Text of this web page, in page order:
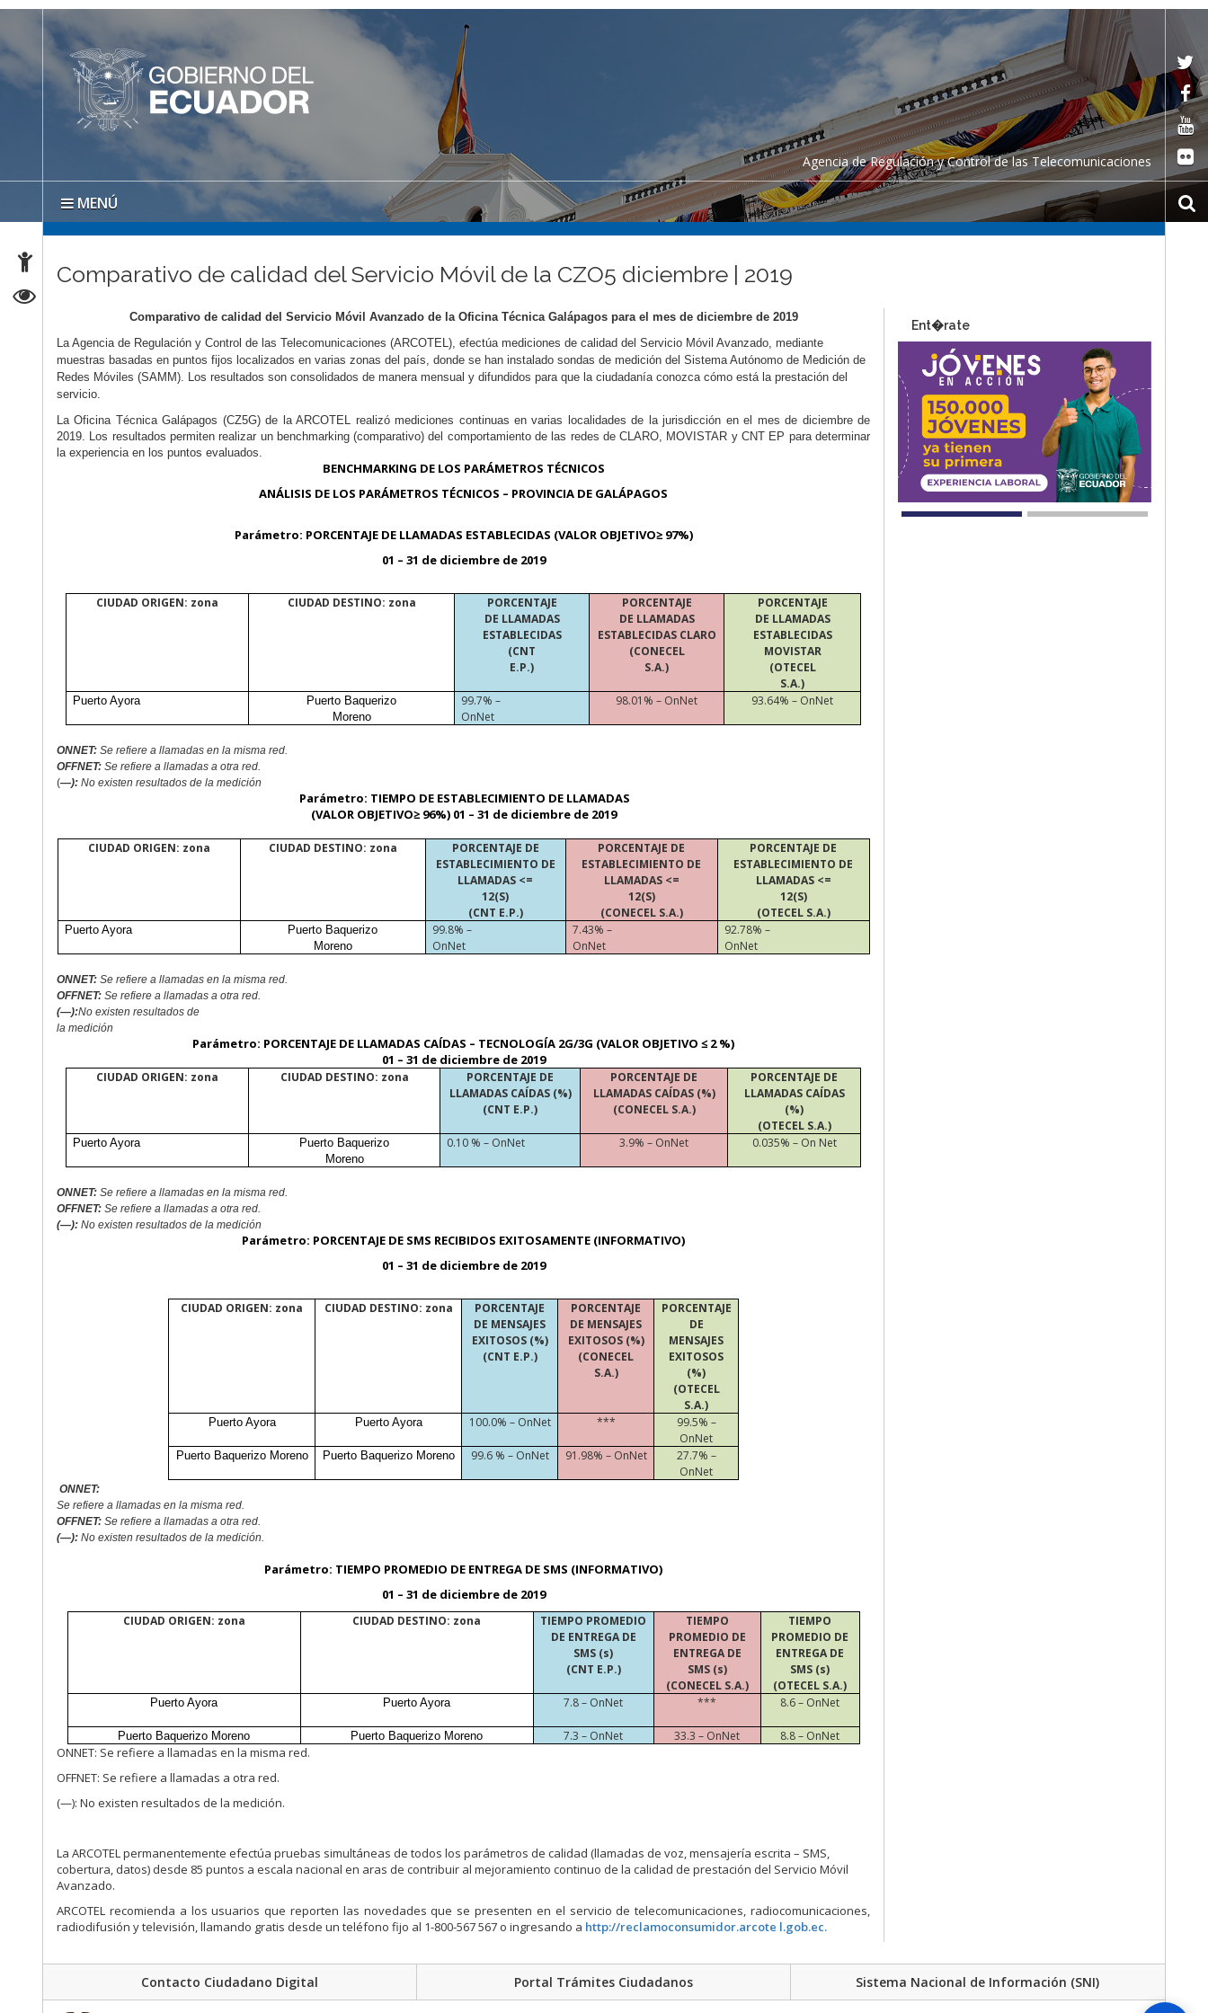
Agencia de Regulación y Control de las Telecomunicaciones
MENÚ
Comparativo de calidad del Servicio Móvil de la CZO5 diciembre | 2019
Comparativo de calidad del Servicio Móvil Avanzado de la Oficina Técnica Galápagos para el mes de diciembre de 2019
La Agencia de Regulación y Control de las Telecomunicaciones (ARCOTEL), efectúa mediciones de calidad del Servicio Móvil Avanzado, mediante
muestras basadas en puntos fijos localizados en varias zonas del país, donde se han instalado sondas de medición del Sistema Autónomo de Medición de
Redes Móviles (SAMM). Los resultados son consolidados de manera mensual y difundidos para que la ciudadanía conozca cómo está la prestación del
servicio.
La Oficina Técnica Galápagos (CZ5G) de la ARCOTEL realizó mediciones continuas en varias localidades de la jurisdicción en el mes de diciembre de
2019. Los resultados permiten realizar un benchmarking (comparativo) del comportamiento de las redes de CLARO, MOVISTAR y CNT EP para determinar
la experiencia en los puntos evaluados.
BENCHMARKING DE LOS PARÁMETROS TÉCNICOS
ANÁLISIS DE LOS PARÁMETROS TÉCNICOS – PROVINCIA DE GALÁPAGOS
Parámetro: PORCENTAJE DE LLAMADAS ESTABLECIDAS (VALOR OBJETIVO≥ 97%)
01 – 31 de diciembre de 2019
CIUDAD ORIGEN: zona CIUDAD DESTINO: zona
PORCENTAJE
DE LLAMADAS
ESTABLECIDAS
(CNT
E.P.)
PORCENTAJE
DE LLAMADAS
ESTABLECIDAS CLARO
(CONECEL
S.A.)
PORCENTAJE
DE LLAMADAS
ESTABLECIDAS
MOVISTAR
(OTECEL
S.A.)
Puerto Ayora
Puerto Baquerizo
Moreno
99.7% –
OnNet
98.01% – OnNet 93.64% – OnNet
ONNET:Se refiere a llamadas en la misma red.
OFFNET:Se refiere a llamadas a otra red.
(—):No existen resultados de la medición
Parámetro: TIEMPO DE ESTABLECIMIENTO DE LLAMADAS
(VALOR OBJETIVO≥ 96%) 01 – 31 de diciembre de 2019
CIUDAD ORIGEN: zona CIUDAD DESTINO: zona
PORCENTAJE DE
ESTABLECIMIENTO DE
LLAMADAS <=
12(S)
(CNT E.P.)
PORCENTAJE DE
ESTABLECIMIENTO DE
LLAMADAS <=
12(S)
(CONECEL S.A.)
PORCENTAJE DE
ESTABLECIMIENTO DE
LLAMADAS <=
12(S)
(OTECEL S.A.)
Puerto Ayora
Puerto Baquerizo
Moreno
99.8% –
OnNet
7.43% –
OnNet
92.78% –
OnNet
ONNET:Se refiere a llamadas en la misma red.
OFFNET:Se refiere a llamadas a otra red.
(—):No existen resultados de
la medición
Parámetro: PORCENTAJE DE LLAMADAS CAÍDAS – TECNOLOGÍA 2G/3G (VALOR OBJETIVO ≤ 2 %)
01 – 31 de diciembre de 2019
CIUDAD ORIGEN: zona CIUDAD DESTINO: zona
PORCENTAJE DE
LLAMADAS CAÍDAS (%)
(CNT E.P.)
PORCENTAJE DE
LLAMADAS CAÍDAS (%)
(CONECEL S.A.)
PORCENTAJE DE
LLAMADAS CAÍDAS
(%)
(OTECEL S.A.)
Puerto Ayora
Puerto Baquerizo
Moreno
0.10 % – OnNet 3.9% – OnNet 0.035% – On Net
ONNET:Se refiere a llamadas en la misma red.
OFFNET:Se refiere a llamadas a otra red.
(—): No existen resultados de la medición
Parámetro: PORCENTAJE DE SMS RECIBIDOS EXITOSAMENTE (INFORMATIVO)
01 – 31 de diciembre de 2019
CIUDAD ORIGEN: zona CIUDAD DESTINO: zona
PORCENTAJE
DE MENSAJES
EXITOSOS (%)
(CNT E.P.)
PORCENTAJE
DE MENSAJES
EXITOSOS (%)
(CONECEL
S.A.)
PORCENTAJE
DE
MENSAJES
EXITOSOS
(%)
(OTECEL
S.A.)
Puerto Ayora Puerto Ayora 100.0% – OnNet ***
99.5% –
OnNet
Puerto Baquerizo Moreno Puerto Baquerizo Moreno 99.6 % – OnNet 91.98% – OnNet
27.7% –
OnNet
ONNET:
Se refiere a llamadas en la misma red.
OFFNET:Se refiere a llamadas a otra red.
(—):No existen resultados de la medición.
Parámetro: TIEMPO PROMEDIO DE ENTREGA DE SMS (INFORMATIVO)
01 – 31 de diciembre de 2019
CIUDAD ORIGEN: zona CIUDAD DESTINO: zona
TIEMPO PROMEDIO
DE ENTREGA DE
SMS (s)
(CNT E.P.)
TIEMPO
PROMEDIO DE
ENTREGA DE
SMS (s)
(CONECEL S.A.)
TIEMPO
PROMEDIO DE
ENTREGA DE
SMS (s)
(OTECEL S.A.)
Puerto Ayora Puerto Ayora 7.8 – OnNet *** 8.6 – OnNet
Puerto Baquerizo Moreno Puerto Baquerizo Moreno 7.3 – OnNet 33.3 – OnNet 8.8 – OnNet
ONNET: Se refiere a llamadas en la misma red.
OFFNET: Se refiere a llamadas a otra red.
(—):No existen resultados de la medición.
La ARCOTEL permanentemente efectúa pruebas simultáneas de todos los parámetros de calidad (llamadas de voz, mensajería escrita – SMS,
cobertura, datos) desde 85 puntos a escala nacional en aras de contribuir al mejoramiento continuo de la calidad de prestación del Servicio Móvil
Avanzado.
ARCOTEL recomienda a los usuarios que reporten las novedades que se presenten en el servicio de telecomunicaciones, radiocomunicaciones,
radiodifusión y televisión, llamando gratis desde un teléfono fijo al 1-800-567 567 o ingresando a http://reclamoconsumidor.arcote l.gob.ec.
Ent�rate
Contacto Ciudadano Digital Portal Trámites Ciudadanos Sistema Nacional de Información (SNI)